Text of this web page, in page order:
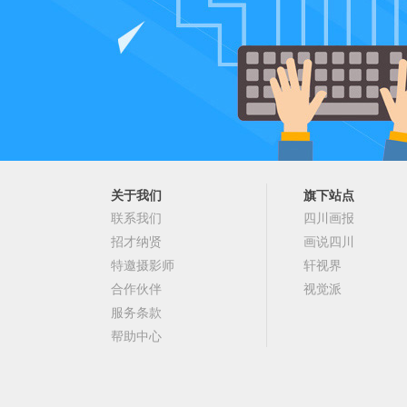
关于我们
联系我们
招才纳贤
特邀摄影师
合作伙伴
服务条款
帮助中心
旗下站点
四川画报
画说四川
轩视界
视觉派